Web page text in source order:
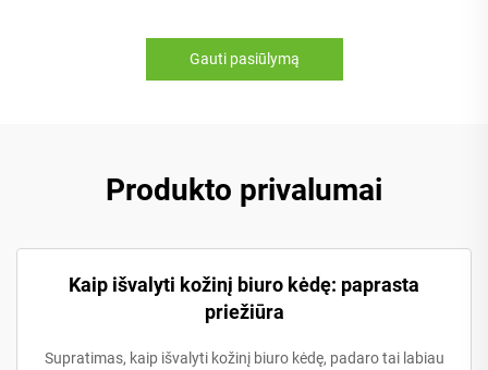
Gauti pasiūlymą
Produkto privalumai
Kaip išvalyti kožinį biuro kėdę: paprasta
priežiūra
Supratimas, kaip išvalyti kožinį biuro kėdę, padaro tai labiau